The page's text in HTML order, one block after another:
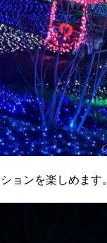
ョンを楽しめます。